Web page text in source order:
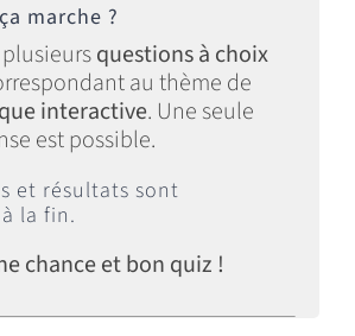
marche ?
questions à choix
au thème de
interactive. Une seule
est possible.
et résultats sont
la fin.
chance et bon quiz !